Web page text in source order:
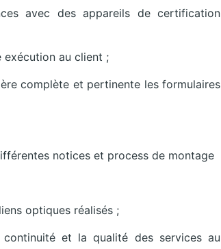
avec des appareils de certification
exécution au client ;
complète et pertinente les formulaires
notices et process de montage
optiques réalisés ;
et la qualité des services au